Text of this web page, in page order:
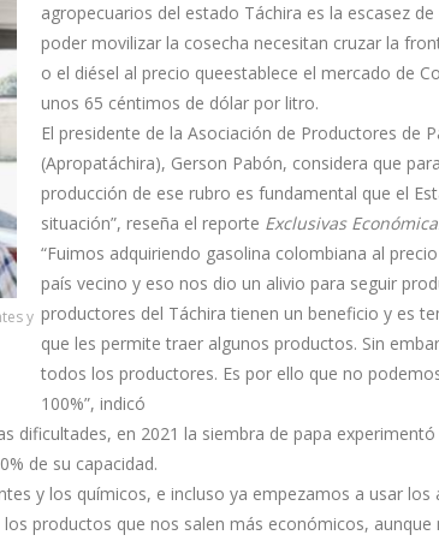
y
agropecuarios del estado Táchira es la escasez
poder movilizar la cosecha necesitan cruzar la
o el diésel al precio queestablece el mercado de
unos 65 céntimos de dólar por litro.
El presidente de la Asociación de Productores de
(Apropatáchira), Gerson Pabón, considera que
producción de ese rubro es fundamental que el
situación”, reseña el reporte Exclusivas
“Fuimos adquiriendo gasolina colombiana al
país vecino y eso nos dio un alivio para seguir
productores del Táchira tienen un beneficio y es
que les permite traer algunos productos. Sin
todos los productores. Es por ello que no
100%”, indicó
dificultades, en 2021 la siembra de papa
de su capacidad.
y los químicos, e incluso ya empezamos a usar los
productos que nos salen más económicos, aunque